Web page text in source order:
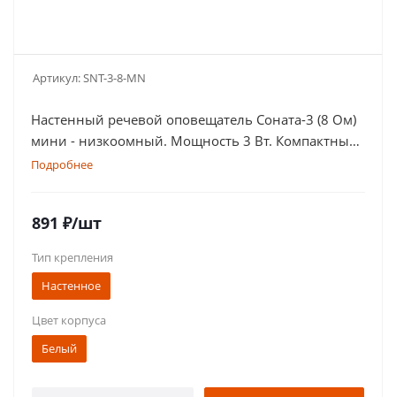
Артикул:SNT-3-8-MN
Настенный речевой оповещатель Соната-3 (8 Ом)
мини - низкоомный. Мощность 3 Вт. Компактный
корпус в белом или черном цвете
Подробнее
891 ₽/шт
Тип крепления
Настенное
Цвет корпуса
Белый